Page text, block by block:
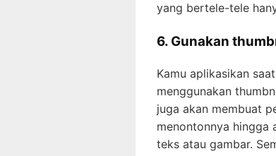
yang bertele-tele
6. Gunakan
Kamu aplikasikan
menggunakan
juga akan membuat
menontonnya hingga
teks atau gambar.